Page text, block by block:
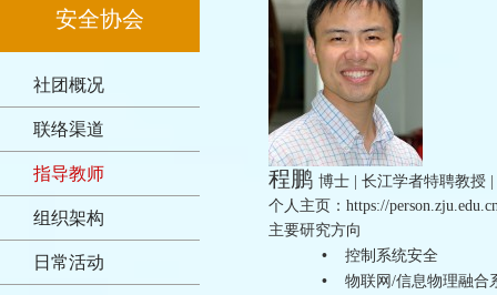
安全协会
社团概况
联络渠道
指导教师
组织架构
日常活动
程鹏 博士 | 长江学者特聘教授
个人主页：https://
主要研究方向
• 控制系统安全
• 物联网/信息物理融合